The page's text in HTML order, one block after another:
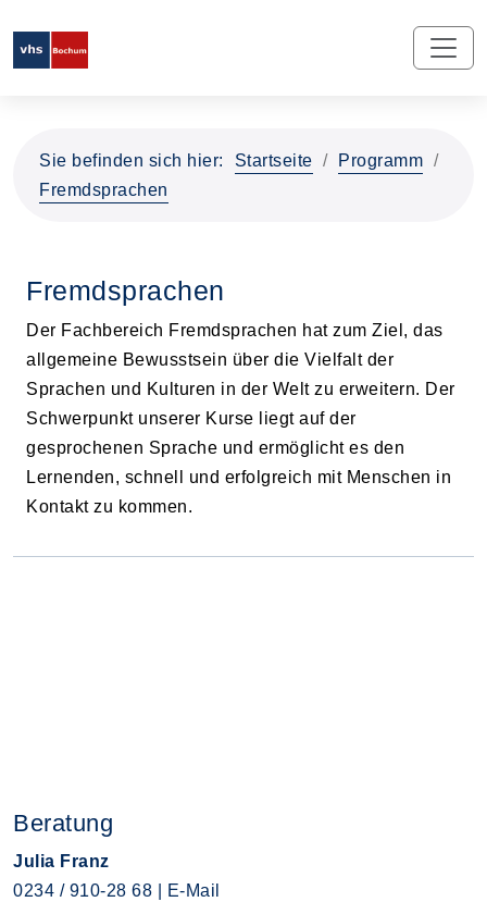
Sie befinden sich hier: Startseite
Programm
Fremdsprachen
Fremdsprachen
Der Fachbereich Fremdsprachen hat zum Ziel, das
allgemeine Bewusstsein über die Vielfalt der
Sprachen und Kulturen in der Welt zu erweitern. Der
Schwerpunkt unserer Kurse liegt auf der
gesprochenen Sprache und ermöglicht es den
Lernenden, schnell und erfolgreich mit Menschen in
Kontakt zu kommen.
Beratung
Julia Franz
0234 / 910-28 68
E-Mail